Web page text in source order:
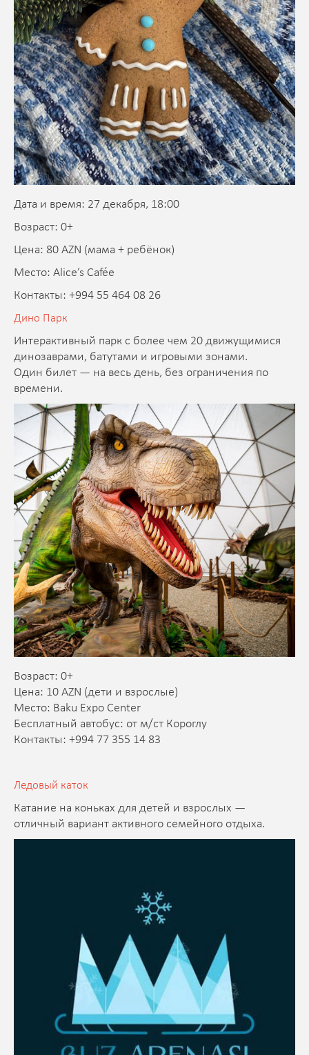
Дата и время: 27 декабря, 18:00
Возраст: 0+
Цена: 80 AZN (мама + ребёнок)
Место: Alice’s Cafée
Контакты: +994 55 464 08 26
Дино Парк
Интерактивный парк с более чем 20 движущимися
динозаврами, батутами и игровыми зонами.
Один билет — на весь день, без ограничения по
времени.
Возраст: 0+
Цена: 10 AZN (дети и взрослые)
Место: Baku Expo Center
Бесплатный автобус: от м/ст Короглу
Контакты: +994 77 355 14 83
Ледовый каток
Катание на коньках для детей и взрослых —
отличный вариант активного семейного отдыха.